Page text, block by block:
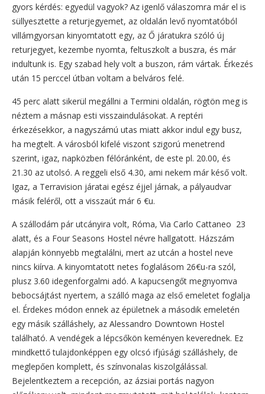
gyors kérdés: egyedül vagyok? Az igenlő válaszomra már el is
süllyesztette a returjegyemet, az oldalán levő nyomtatóból
villámgyorsan kinyomtatott egy, az Ő járatukra szóló új
returjegyet, kezembe nyomta, feltuszkolt a buszra, és már
indultunk is. Egy szabad hely volt a buszon, rám vártak. Érkezés
után 15 perccel útban voltam a belváros felé.
45 perc alatt sikerül megállni a Termini oldalán, rögtön meg is
néztem a másnap esti visszaindulásokat. A reptéri
érkezésekkor, a nagyszámú utas miatt akkor indul egy busz,
ha megtelt. A városból kifelé viszont szigorú menetrend
szerint, igaz, napközben félóránként, de este pl. 20.00, és
21.30 az utolsó. A reggeli első 4.30, ami nekem már késő volt.
Igaz, a Terravision járatai egész éjjel járnak, a pályaudvar
másik feléről, ott a visszaút már 6 €u.
A szállodám pár utcányira volt, Róma, Via Carlo Cattaneo 23
alatt, és a Four Seasons Hostel névre hallgatott. Házszám
alapján könnyebb megtalálni, mert az utcán a hostel neve
nincs kiírva. A kinyomtatott netes foglalásom 26€u-ra szól,
plusz 3.60 idegenforgalmi adó. A kapucsengőt megnyomva
bebocsájtást nyertem, a szálló maga az első emeletet foglalja
el. Érdekes módon ennek az épületnek a második emeletén
egy másik szálláshely, az Alessandro Downtown Hostel
található. A vendégek a lépcsőkön keményen keverednek. Ez
mindkettő tulajdonképpen egy olcsó ifjúsági szálláshely, de
meglepően komplett, és színvonalas kiszolgálással.
Bejelentkeztem a recepción, az ázsiai portás nagyon